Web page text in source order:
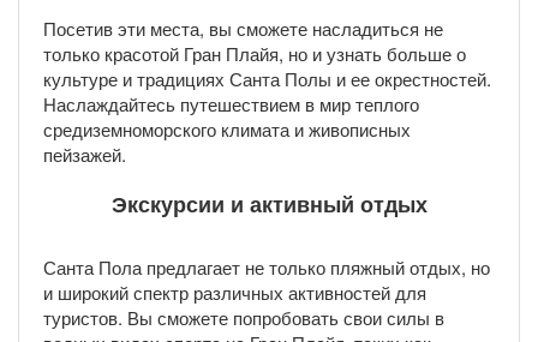
Посетив эти места, вы сможете насладиться не
только красотой Гран Плайя, но и узнать больше о
культуре и традициях Санта Полы и ее окрестностей.
Наслаждайтесь путешествием в мир теплого
средиземноморского климата и живописных
пейзажей.
Экскурсии и активный отдых
Санта Пола предлагает не только пляжный отдых, но
и широкий спектр различных активностей для
туристов. Вы сможете попробовать свои силы в